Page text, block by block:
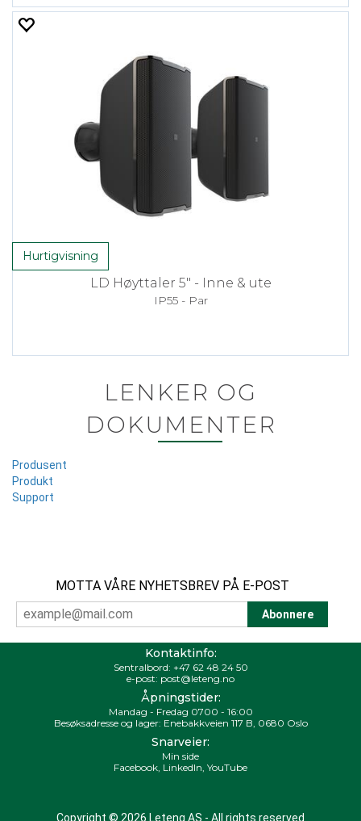
Hurtigvisning
LD Høyttaler 5" - Inne & ute
IP55 - Par
LENKER OG
DOKUMENTER
Produsent
Produkt
Support
MOTTA VÅRE NYHETSBREV PÅ E-POST
Kontaktinfo:
Sentralbord: +47 62 48 24 50
e-post: post@leteng.no
Åpningstider:
Mandag - Fredag 0700 - 16:00
Besøksadresse og lager: Enebakkveien 117 B, 0680 Oslo
Snarveier:
Min side
Facebook LinkedIn YouTube
Copyright © 2026 Leteng AS - All rights reserved